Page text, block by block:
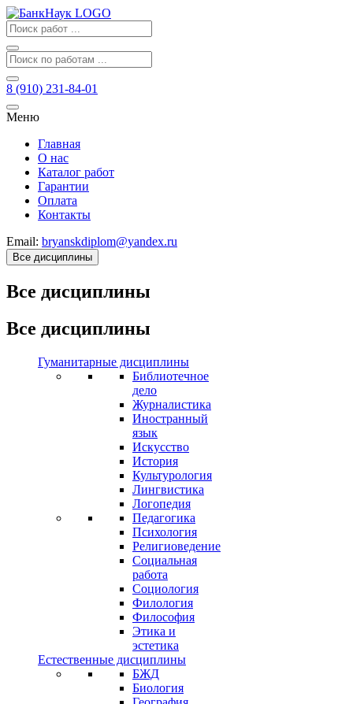
8 (910) 231-84-01
Меню
Главная
О нас
Каталог работ
Гарантии
Оплата
Контакты
Email: bryanskdiplom@yandex.ru
Все дисциплины
Все дисциплины
Все дисциплины
Гуманитарные дисциплины
Библиотечное
дело
Журналистика
Иностранный
язык
Искусство
История
Культурология
Лингвистика
Логопедия
Педагогика
Психология
Религиоведение
Социальная
работа
Социология
Филология
Философия
Этика и
эстетика
Естественные дисциплины
БЖД
Биология